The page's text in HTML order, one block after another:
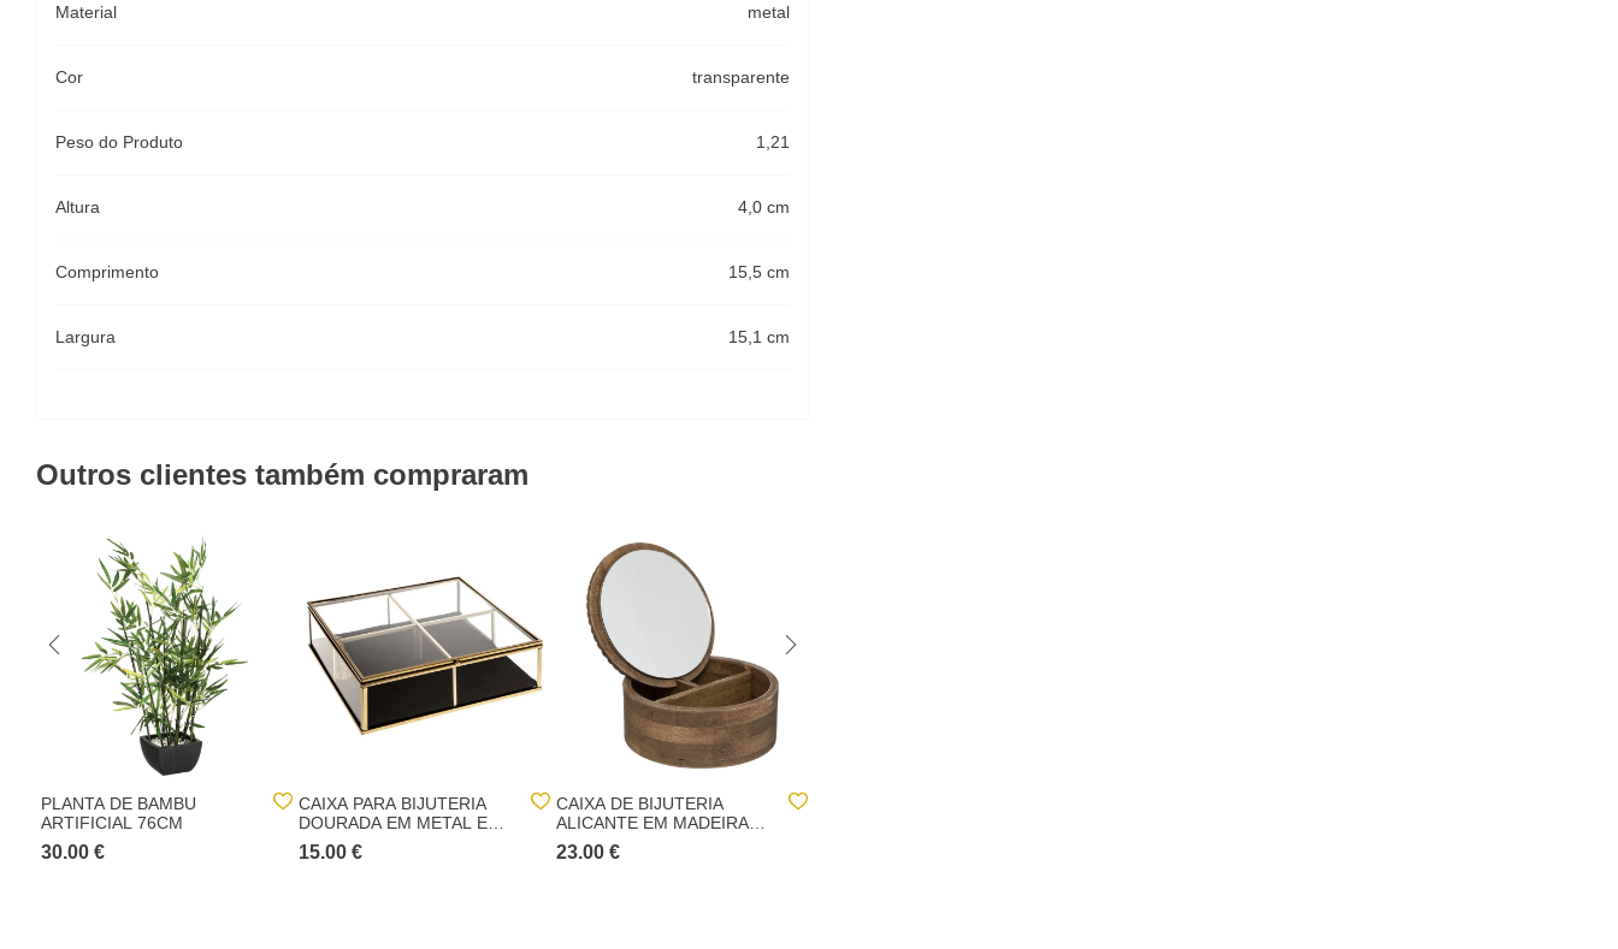
Material metal
Cor transparente
Peso do Produto 1,21
Altura 4,0 cm
Comprimento 15,5 cm
Largura 15,1 cm
Outros clientes também compraram
PLANTA DE BAMBU
ARTIFICIAL 76CM
30.00 €
CAIXA PARA BIJUTERIA
DOURADA EM METAL E
VIDRO
15.00 €
CAIXA DE BIJUTERIA
ALICANTE EM MADEIRA
ACÁCIA
23.00 €